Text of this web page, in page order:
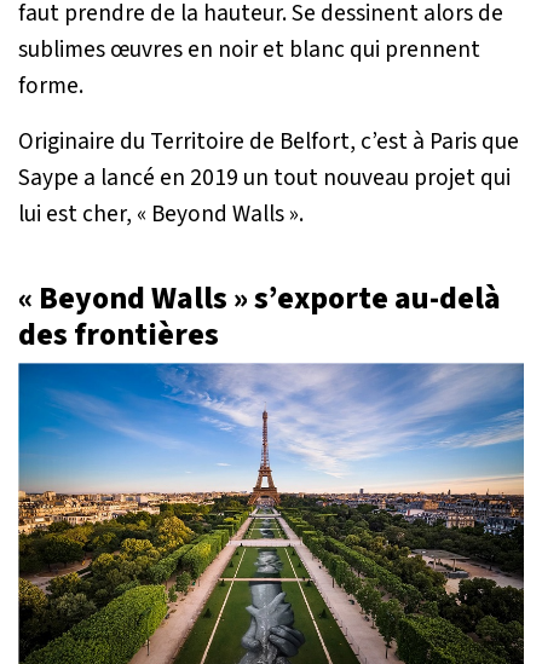
faut prendre de la hauteur. Se dessinent alors de
sublimes œuvres en noir et blanc qui prennent
forme.
Originaire du Territoire de Belfort, c’est à Paris que
Saype a lancé en 2019 un tout nouveau projet qui
lui est cher, « Beyond Walls ».
« Beyond Walls » s’exporte au-delà
des frontières